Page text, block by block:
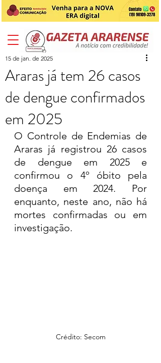
Araras já tem 26 casos
de dengue confirmados
em 2025
15 de jan. de 2025
O Controle de Endemias de
Araras já registrou 26 casos
de dengue em 2025 e
confirmou o 4º óbito pela
doença em 2024. Por
enquanto, neste ano, não há
mortes confirmadas ou em
investigação.
Crédito: Secom